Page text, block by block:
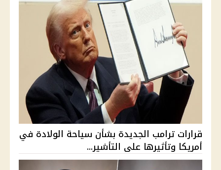
قرارات ترامب الجديدة بشأن سياحة الولادة في
أمريكا وتأثيرها على التأشير...